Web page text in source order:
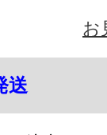
お
送